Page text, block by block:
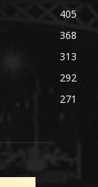
405
368
313
292
271